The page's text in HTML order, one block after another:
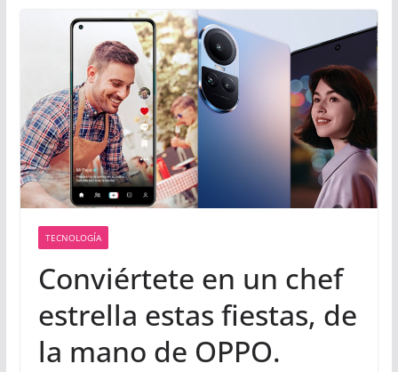
TECNOLOGÍA
Conviértete en un chef
estrella estas fiestas, de
la mano de OPPO.